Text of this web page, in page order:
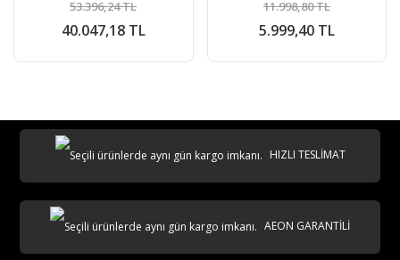
40.047,18 TL
53.396,24 TL
5.999,40 TL
11.998,80 TL
HIZLI TESLİMAT
AEON GARANTİLİ